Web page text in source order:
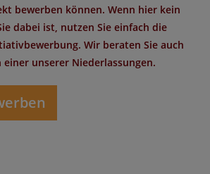
bewerben können. Wenn hier kein
dabei ist, nutzen Sie einfach die
Wir beraten Sie auch
unserer Niederlassungen.